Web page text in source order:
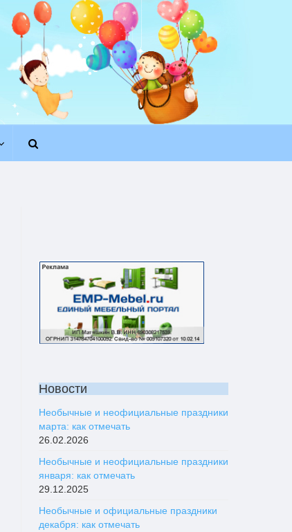
Новости
Необычные и неофициальные праздники
марта: как отмечать
26.02.2026
Необычные и неофициальные праздники
января: как отмечать
29.12.2025
Необычные и официальные праздники
декабря: как отмечать